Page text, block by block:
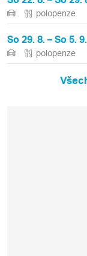
polopenze
So 29. 8. – So 5.
polopenze